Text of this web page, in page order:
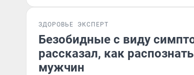
ЗДОРОВЬЕ ЭКСПЕРТ
Безобидные с виду
рассказал, как
мужчин